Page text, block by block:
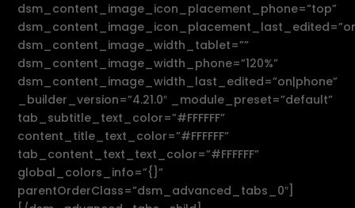
dsm_content_image_icon_placement_phone=”top”
dsm_content_image_width_tablet=””
dsm_content_image_width_phone=”120%”
dsm_content_image_width_last_edited=”on|phone”
_builder_version=”4.21.0″ _module_preset=”default”
tab_subtitle_text_color=”#FFFFFF”
content_title_text_color=”#FFFFFF”
tab_content_text_text_color=”#FFFFFF”
global_colors_info=”{}”
parentOrderClass=”dsm_advanced_tabs_0″]